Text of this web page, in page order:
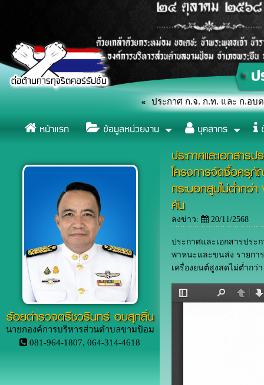
« ประกาศ ก.จ. ก.ท. และ ก.อบ
หน้าแรก ข้อมูลหน่วยงาน บุคลากร
ร้อยตำรวจตรีชวรินทร์ อบสุกลิ่น
นายกองค์การบริหารส่วนตำบลขามป้อม
081-964-1807, 064-314-4618
ประกาศและเอกส
โครงการจัดซื้อครุภั
กระบอกสูบไม่ต่ำก
คัน
ลงข่าว: 20/11/2568
ประกาศและเอกสารปร
พาหนะและขนส่ง รายกา
เครื่องยนต์สูงสดไม่ต่ำก